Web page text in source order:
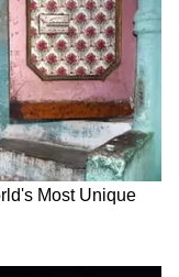
পর
সুযোগ।
নতুন সম্পর্কে